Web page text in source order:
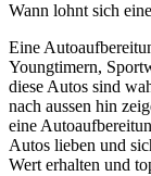
Wann lohnt sich
Eine
Youngtimern,
diese Autos sind
nach aussen hin
eine
Autos lieben und
Wert erhalten und